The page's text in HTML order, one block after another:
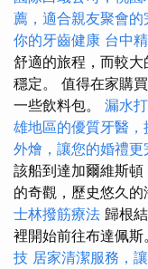
薦，適合親友聚會的
你的牙齒健康 台中
舒適的旅程，而較大
穩定。 值得在家購
一些飲料包。 漏水
雄地區的優質牙醫，
外燴，讓您的婚禮更
該船到達加爾維斯
的奇觀，歷史悠久的
士林撥筋療法 歸根
裡開始前往布達佩斯
技 居家清潔服務，